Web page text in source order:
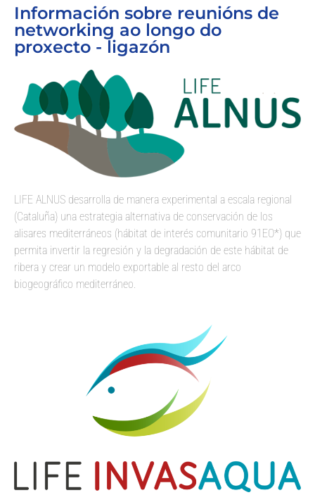
Información sobre reunións de
networking ao longo do
proxecto - ligazón
LIFE ALNUS desarrolla de manera experimental a escala regional
(Cataluña) una estrategia alternativa de conservación de los
alisares mediterráneos (hábitat de interés comunitario 91EO*) que
permita invertir la regresión y la degradación de este hábitat de
ribera y crear un modelo exportable al resto del arco
biogeográfico mediterráneo.